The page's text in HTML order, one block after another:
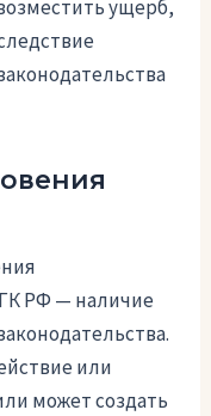
ущерб,
ГК РФ — наличие
или
может создать